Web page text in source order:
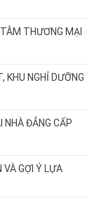
THƯƠNG MẠI
KHU NGHỈ DƯỠNG
NHÀ ĐẲNG CẤP
VÀ GỢI Ý LỰA